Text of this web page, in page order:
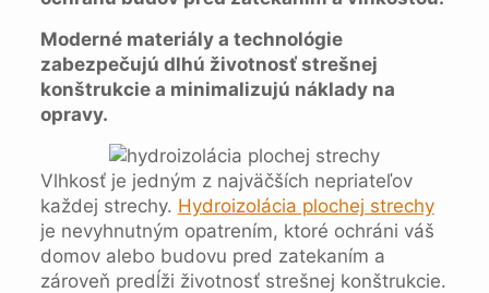
Moderné materiály a technológie
zabezpečujú dlhú životnosť strešnej
konštrukcie a minimalizujú náklady na
opravy.
Vlhkosť je jedným z najväčších nepriateľov
každej strechy. Hydroizolácia plochej strechy
je nevyhnutným opatrením, ktoré ochráni váš
domov alebo budovu pred zatekaním a
zároveň predĺži životnosť strešnej konštrukcie.